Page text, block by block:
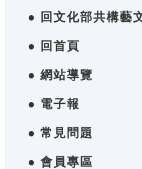
● 回文化部共構藝
● 回首頁
● 網站導覽
● 電子報
● 常見問題
● 會員專區